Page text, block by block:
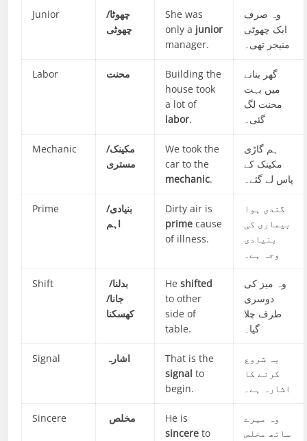
Junior
چھوٹا/
چھوٹی
She was
only a junior
manager.
وہ صرف
ایک چھوٹی
منیجر تھی۔
Labor محنت
Building the
house took
a lot of
labor.
گھر بنانے
میں بہت
محنت لگ
گئی۔
Mechanic
مکینک/
مستری
We took the
car to the
mechanic.
ہم گاڑی
مکینک کے
پاس لے گئے۔
Prime
بنیادی/
اہم
Dirty air is
prime cause
of illness.
گندی ہوا
بیماری کی
بنیادی
وجہ ہے۔
Shift
بدلنا/
جانا/
کھسکنا
Heshifted
to other
side of
table.
وہ میز کی
دوسری
طرف چلا
گیا۔
Signal اشارہ
That is the
signal to
begin.
یہ شروع
کرنے کا
اشارہ ہے۔
Sincere مخلص
He is
sincere to
وہ میرے
ساتھ مخلص